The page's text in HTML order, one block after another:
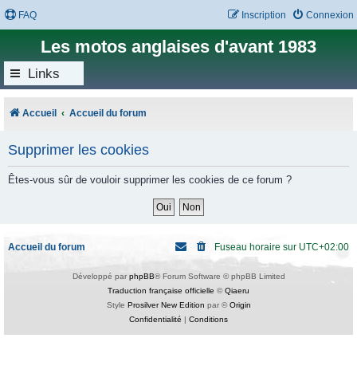
FAQ Connexion
Inscription
Les motos anglaises d'avant 1983
Links
Accueil Accueil du forum
Supprimer les cookies
Êtes-vous sûr de vouloir supprimer les cookies de ce forum ?
Accueil du forum Fuseau horaire sur UTC+02:00
Développé par phpBB® Forum Software © phpBB Limited
Traduction française officielle ©Qiaeru
Style Prosilver New Edition par ©Origin
Confidentialité | Conditions